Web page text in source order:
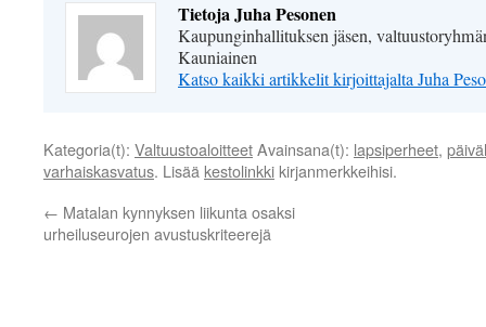
Tietoja Juha Pesonen
Kaupunginhallituksen jäsen,
Kauniainen
Katso kaikki artikkelit kirjoittajalta Juha
Kategoria(t): ValtuustoaloitteetAvainsana(t): lapsiperheet,
varhaiskasvatus. Lisää kestolinkki kirjanmerkkeihisi.
← Matalan kynnyksen liikunta osaksi
urheiluseurojen avustuskriteerejä